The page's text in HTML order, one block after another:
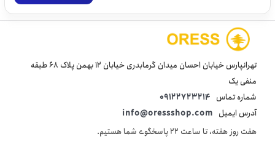
تهرانپارس خیابان احسان میدان گرمابدری خیابان 12 بهمن پلاک 68 طبقه
منفی یک
شماره تماس 09122723214
آدرس ایمیل info@oressshop.com
هفت روز هفته، تا ساعت 22 پاسخگوی شما هستیم.